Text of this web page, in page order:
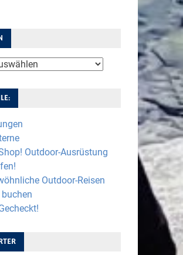
Outdoor-Ausrüstung
Outdoor-Reisen